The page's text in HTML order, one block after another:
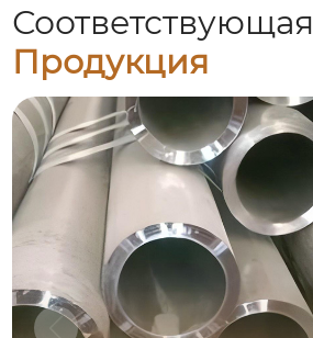
Соответствующая
Продукция